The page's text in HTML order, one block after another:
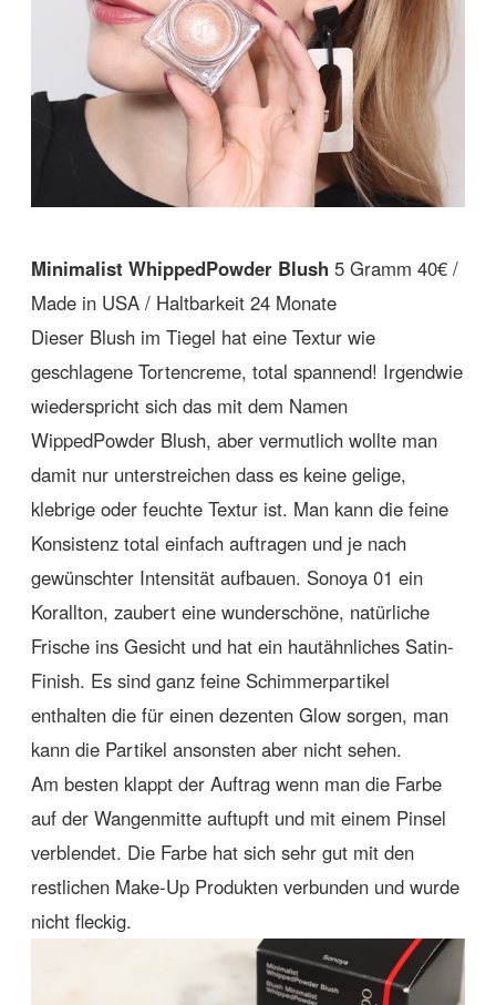
Minimalist WhippedPowder Blush 5 Gramm 40€ /
Made in USA / Haltbarkeit 24 Monate
Dieser Blush im Tiegel hat eine Textur wie
geschlagene Tortencreme, total spannend! Irgendwie
wiederspricht sich das mit dem Namen
WippedPowder Blush, aber vermutlich wollte man
damit nur unterstreichen dass es keine gelige,
klebrige oder feuchte Textur ist. Man kann die feine
Konsistenz total einfach auftragen und je nach
gewünschter Intensität aufbauen. Sonoya 01 ein
Korallton, zaubert eine wunderschöne, natürliche
Frische ins Gesicht und hat ein hautähnliches Satin-
Finish. Es sind ganz feine Schimmerpartikel
enthalten die für einen dezenten Glow sorgen, man
kann die Partikel ansonsten aber nicht sehen.
Am besten klappt der Auftrag wenn man die Farbe
auf der Wangenmitte auftupft und mit einem Pinsel
verblendet. Die Farbe hat sich sehr gut mit den
restlichen Make-Up Produkten verbunden und wurde
nicht fleckig.